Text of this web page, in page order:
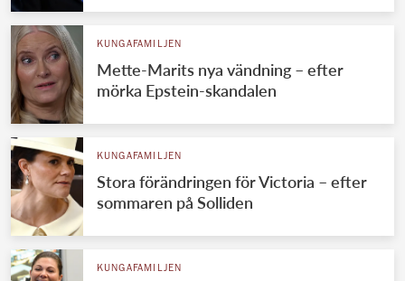
KUNGAFAMILJEN
Mette-Marits nya vändning – efter
mörka Epstein-skandalen
KUNGAFAMILJEN
Stora förändringen för Victoria – efter
sommaren på Solliden
KUNGAFAMILJEN